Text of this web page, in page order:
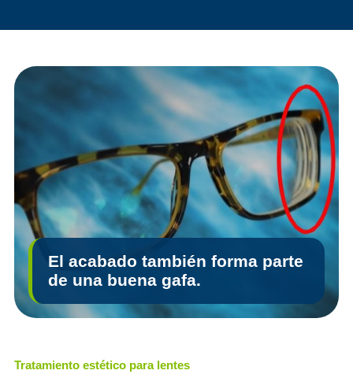
El acabado también forma parte
de una buena gafa.
Tratamiento estético para lentes